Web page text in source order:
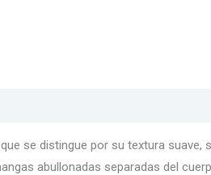
se distingue por su textura suave,
abullonadas separadas del